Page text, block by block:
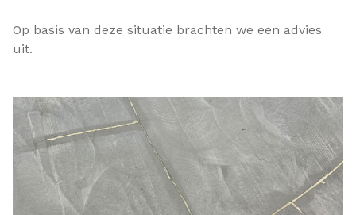
Op basis van deze situatie brachten we een advies
uit.